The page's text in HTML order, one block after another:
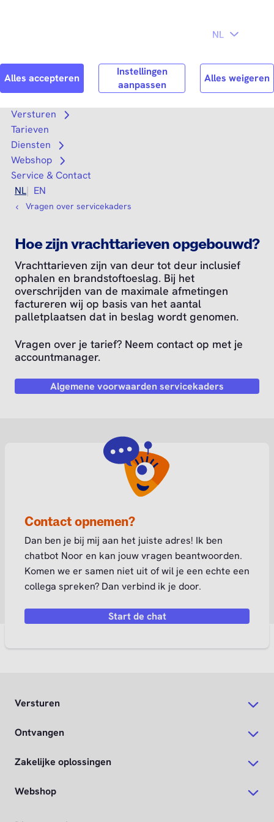
Search Zoek
Versturen
Open submenu
Tarieven
Diensten
Open submenu
Webshop
Open submenu
Service & Contact
NL
EN
Vragen over servicekaders
Hoe zijn vrachttarieven opgebouwd?
Vrachttarieven zijn van deur tot deur inclusief
ophalen en brandstoftoeslag. Bij het
overschrijden van de maximale afmetingen
factureren wij op basis van het aantal
palletplaatsen dat in beslag wordt genomen.
Vragen over je tarief? Neem contact op met je
accountmanager.
Algemene voorwaarden servicekaders
Contact opnemen?
Dan ben je bij mij aan het juiste adres! Ik ben
chatbot Noor en kan jouw vragen beantwoorden.
Komen we er samen niet uit of wil je een echte een
collega spreken? Dan verbind ik je door.
Start de chat
Versturen
Ontvangen
Zakelijke oplossingen
Webshop